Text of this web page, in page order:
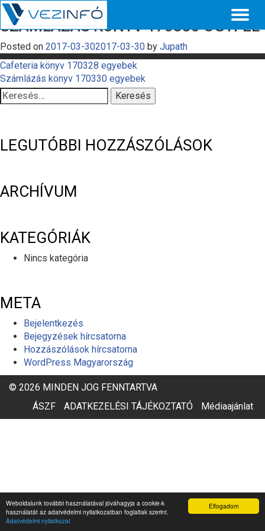
Elfogadom
Weboldalunk további használatával jóváhagyja a cookie-k
használatát az adatvédelmi nyilatkozatban foglaltak szerint.
Adatvédelmi nyilatkozat
SZÁMLÁZÁS KÖNYV 170330 ÜGYFÉL
Posted on 2017-03-302017-03-30 by Jupath
BEJEGYZÉS
NAVIGÁCIÓ
Cafeteria könyv 170328 egyebek
Számlázás könyv 170330 egyebek
Keresés:
LEGUTÓBBI HOZZÁSZÓLÁSOK
ARCHÍVUM
KATEGÓRIÁK
Nincs kategória
META
Bejelentkezés
Bejegyzések hírcsatorna
Hozzászólások hírcsatorna
WordPress Magyarország
© 2026 MINDEN JOG FENNTARTVA
ÁSZF
ADATKEZELÉSI TÁJÉKOZTATÓ Médiaajánlat